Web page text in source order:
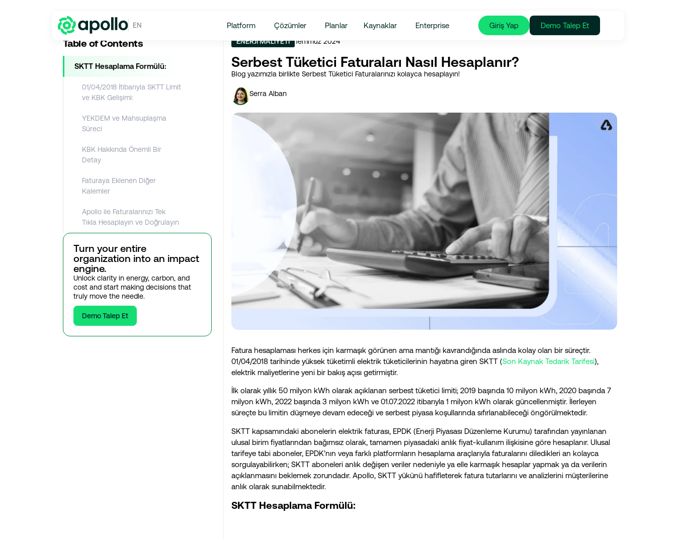
EN Platform Çözümler Planlar Kaynaklar Enterprise Giriş Yap Demo Talep Et
Table of Contents
SKTT Hesaplama Formülü:
01/04/2018 İtibarıyla SKTT Limit
ve KBK Gelişimi:
YEKDEM ve Mahsuplaşma
Süreci
KBK Hakkında Önemli Bir
Detay
Faturaya Eklenen Diğer
Kalemler
Apollo ile Faturalarınızı Tek
Tıkla Hesaplayın ve Doğrulayın
Turn your entire
organization into an impact
engine.
Unlock clarity in energy, carbon, and
cost and start making decisions that
truly move the needle.
Demo Talep Et
ENERJI MALIYETI Temmuz 2024
Serbest Tüketici Faturaları Nasıl Hesaplanır?
Blog yazımızla birlikte Serbest Tüketici Faturalarınızı kolayca hesaplayın!
Serra Alban
Fatura hesaplaması herkes için karmaşık görünen ama mantığı kavrandığında aslında kolay olan bir süreçtir.
01/04/2018 tarihinde yüksek tüketimli elektrik tüketicilerinin hayatına giren SKTT (Son Kaynak Tedarik Tarifesi),
elektrik maliyetlerine yeni bir bakış açısı getirmiştir.
İlk olarak yıllık 50 milyon kWh olarak açıklanan serbest tüketici limiti; 2019 başında 10 milyon kWh, 2020 başında 7
milyon kWh, 2022 başında 3 milyon kWh ve 01.07.2022 itibarıyla 1 milyon kWh olarak güncellenmiştir. İlerleyen
süreçte bu limitin düşmeye devam edeceği ve serbest piyasa koşullarında sıfırlanabileceği öngörülmektedir.
SKTT kapsamındaki abonelerin elektrik faturası, EPDK (Enerji Piyasası Düzenleme Kurumu) tarafından yayınlanan
ulusal birim fiyatlarından bağımsız olarak, tamamen piyasadaki anlık fiyat-kullanım ilişkisine göre hesaplanır. Ulusal
tarifeye tabi aboneler, EPDK’nın veya farklı platformların hesaplama araçlarıyla faturalarını diledikleri an kolayca
sorgulayabilirken; SKTT aboneleri anlık değişen veriler nedeniyle ya elle karmaşık hesaplar yapmak ya da verilerin
açıklanmasını beklemek zorundadır. Apollo, SKTT yükünü hafifleterek fatura tutarlarını ve analizlerini müşterilerine
anlık olarak sunabilmektedir.
SKTT Hesaplama Formülü: